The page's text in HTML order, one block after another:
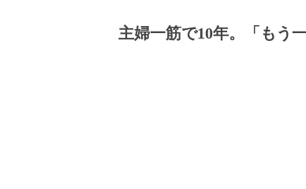
主婦一筋で10年。「もう